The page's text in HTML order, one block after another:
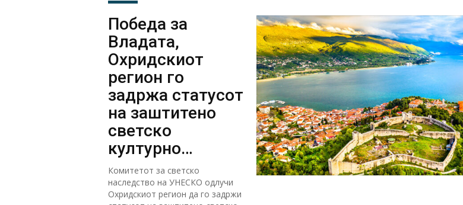
Победа за
Владата,
Охридскиот
регион го
задржа статусот
на заштитено
светско
културно
наследство
Комитетот за светско
наследство на УНЕСКО одлучи
Охридскиот регион да го задржи